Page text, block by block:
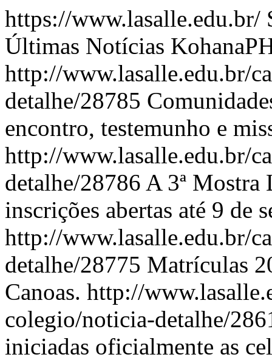
https://www.lasalle.edu.br/
Últimas Notícias
http://www.lasalle.edu.br/
detalhe/28785
encontro, testemunho e
http://www.lasalle.edu.br/
detalhe/28786 A 3ª Mostra
inscrições abertas até 9 de
http://www.lasalle.edu.br/
detalhe/28775 Matrículas
Canoas. http://
colegio/noticia-detalhe/
iniciadas oficialmente as